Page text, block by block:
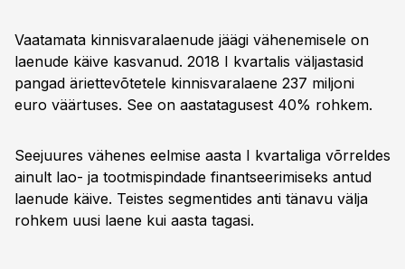
Vaatamata kinnisvaralaenude jäägi vähenemisele on
laenude käive kasvanud. 2018 I kvartalis väljastasid
pangad äriettevõtetele kinnisvaralaene 237 miljoni
euro väärtuses. See on aastatagusest 40% rohkem.
Seejuures vähenes eelmise aasta I kvartaliga võrreldes
ainult lao- ja tootmispindade finantseerimiseks antud
laenude käive. Teistes segmentides anti tänavu välja
rohkem uusi laene kui aasta tagasi.